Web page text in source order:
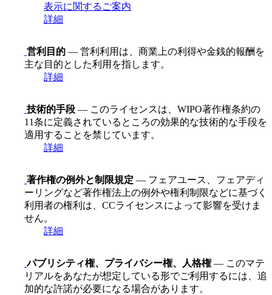
表示に関するご案内
詳細
営利目的 — 営利利用は、商業上の利得や金銭的報酬を
主な目的とした利用を指します。
詳細
技術的手段 — このライセンスは、WIPO著作権条約の
11条に定義されているところの効果的な技術的な手段を
適用することを禁じています。
詳細
著作権の例外と制限規定 — フェアユース、フェアディ
ーリングなど著作権法上の例外や権利制限などに基づく
利用者の権利は、CCライセンスによって影響を受けま
せん。
詳細
パブリシティ権、プライバシー権、人格権— このマテ
リアルをあなたが想定している形でご利用するには、追
加的な許諾が必要になる場合があります。